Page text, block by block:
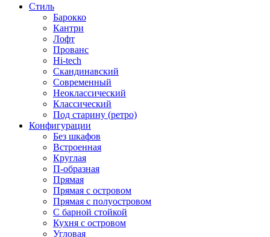
Стиль
Барокко
Кантри
Лофт
Прованс
Hi-tech
Скандинавский
Современный
Неоклассический
Классический
Под старину (ретро)
Конфигурации
Без шкафов
Встроенная
Круглая
П-образная
Прямая
Прямая с островом
Прямая с полуостровом
С барной стойкой
Кухня с островом
Угловая